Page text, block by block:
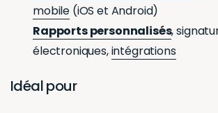
mobile (iOS et Android)
Rapports personnalisés,
électroniques,intégrations
Idéal pour